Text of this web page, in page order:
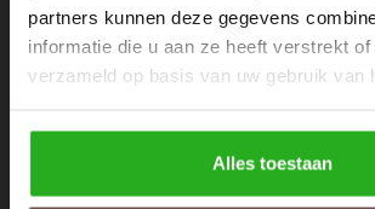
partners kunnen deze gegevens
informatie die u aan ze heeft verstrekt
verzameld op basis van uw gebruik van
Alles toestaan
Tops
Jumpsuites
Hoodies
Body's
Underwear
Jassen
Tracksuits
Bodywarmers
Volg ons